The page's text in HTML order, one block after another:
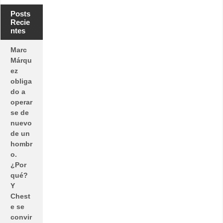
Posts
Recie
ntes
Marc
Márqu
ez
obliga
do a
operar
se de
nuevo
de un
hombr
o.
¿Por
qué?
Y
Chest
e se
convir